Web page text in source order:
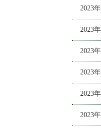
2023
2023
2023
2023
2023
2023